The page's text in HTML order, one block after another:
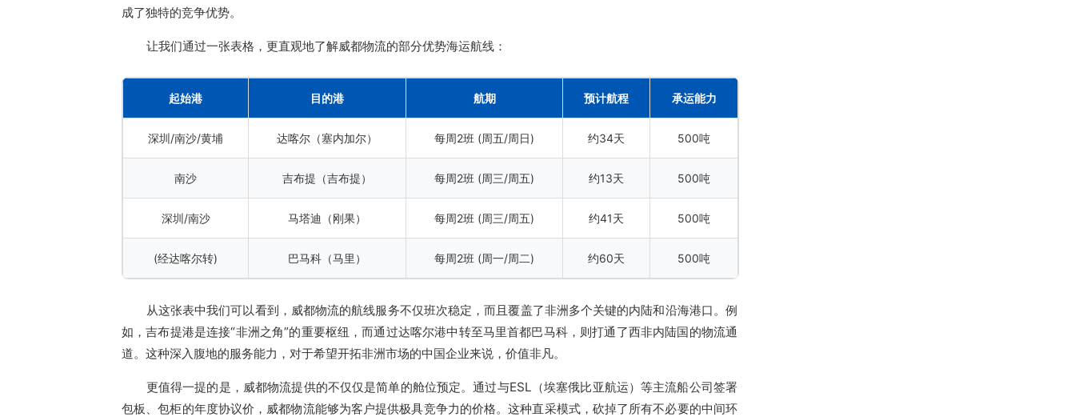
成了独特的竞争优势。
让我们通过一张表格，更直观地了解威都物流的部分优势海运航线：
起始港 目的港 航期 预计航程 承运能力
深圳/南沙/黄埔 达喀尔（塞内加尔） 每周2班 (周五/周日) 约34天 500吨
南沙 吉布提（吉布提） 每周2班 (周三/周五) 约13天 500吨
深圳/南沙 马塔迪（刚果） 每周2班 (周三/周五) 约41天 500吨
(经达喀尔转) 巴马科（马里） 每周2班 (周一/周二) 约60天 500吨
从这张表中我们可以看到，威都物流的航线服务不仅班次稳定，而且覆盖了非洲多个关键的内陆和沿海港口。例
如，吉布提港是连接“非洲之角”的重要枢纽，而通过达喀尔港中转至马里首都巴马科，则打通了西非内陆国的物流通
道。这种深入腹地的服务能力，对于希望开拓非洲市场的中国企业来说，价值非凡。
更值得一提的是，威都物流提供的不仅仅是简单的舱位预定。通过与ESL（埃塞俄比亚航运）等主流船公司签署
包板、包柜的年度协议价，威都物流能够为客户提供极具竞争力的价格。这种直采模式，砍掉了所有不必要的中间环